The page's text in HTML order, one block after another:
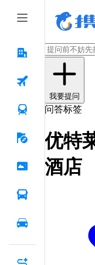
我要提问
问答标签
优特
酒店